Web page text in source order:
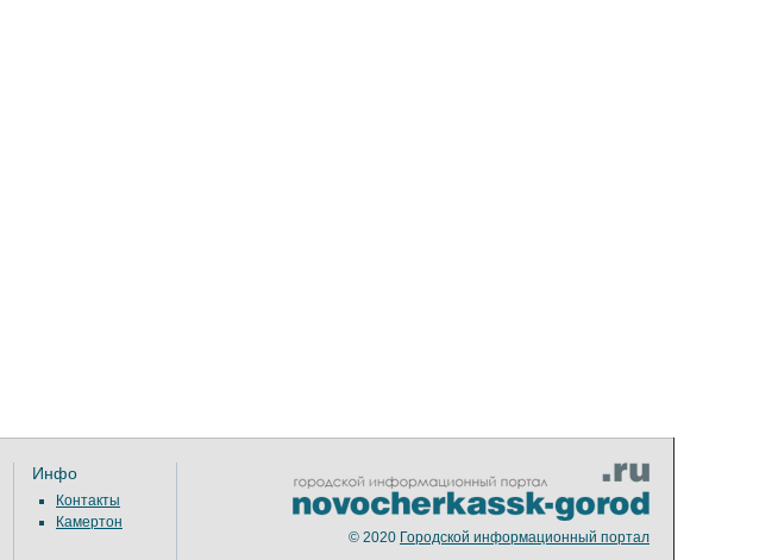
Инфо
Контакты
Камертон
© 2020 Городской информационный портал